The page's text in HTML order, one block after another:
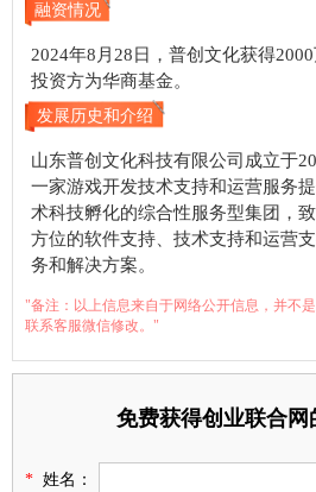
融资情况
2024年8月28日，普创文化获得
投资方为华商基金。
发展历史和介绍
山东普创文化科技有限公司成立于
一家游戏开发技术支持和运营服务
术科技孵化的综合性服务型集团，
方位的软件支持、技术支持和运营
务和解决方案。
"备注：以上信息来自于网络公开信息，并不
联系客服微信修改。"
免费获得创业联合网
* 姓名：